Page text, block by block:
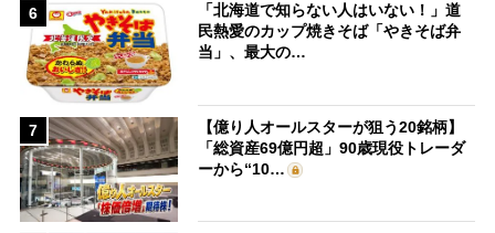
6
「北海道で知らない人はいない！」道
民熱愛のカップ焼きそば「やきそば弁
当」、最大の…
7
【億り人オールスターが狙う20銘柄】
「総資産69億円超」90歳現役トレーダ
ーから“10…